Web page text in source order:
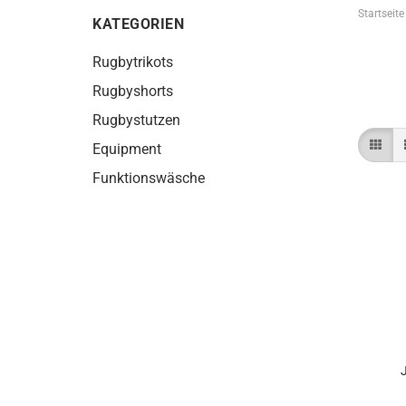
Startseite
KATEGORIEN
Rugbytrikots
Rugbyshorts
Rugbystutzen
Equipment
Funktionswäsche